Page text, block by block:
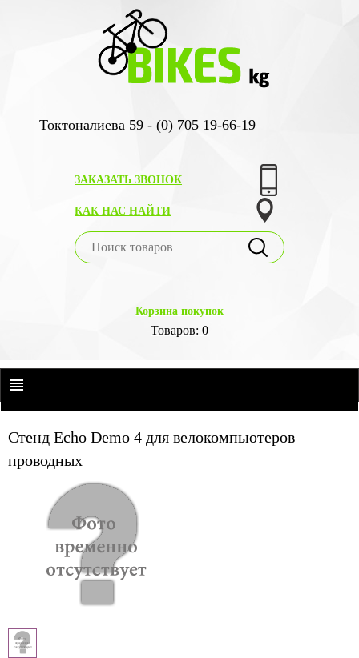
Токтоналиева 59 - (0) 705 19-66-19
ЗАКАЗАТЬ ЗВОНОК
КАК НАС НАЙТИ
Корзина покупок
Товаров: 0
Стенд Echo Demo 4 для велокомпьютеров
проводных